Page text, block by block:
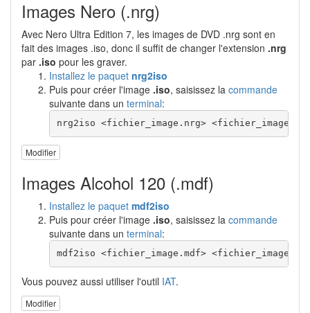
Images Nero (.nrg)
Avec Nero Ultra Edition 7, les images de DVD .nrg sont en
fait des images .iso, donc il suffit de changer l'extension .nrg
par .iso pour les graver.
Installez le paquet nrg2iso
Puis pour créer l'image .iso, saisissez la commande
suivante dans un terminal:
nrg2iso <fichier_image.nrg>
Modifier
Images Alcohol 120 (.mdf)
Installez le paquet mdf2iso
Puis pour créer l'image .iso, saisissez la commande
suivante dans un terminal:
mdf2iso <fichier_image.mdf>
Vous pouvez aussi utiliser l'outil IAT.
Modifier